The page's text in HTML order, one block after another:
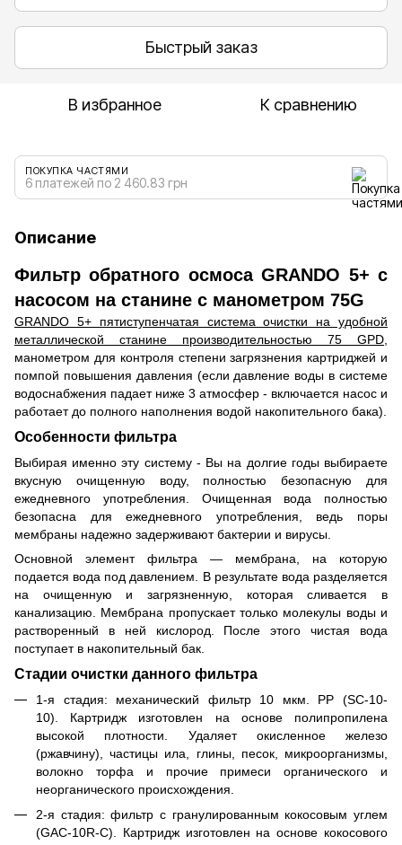
Быстрый заказ
В избранное К сравнению
ПОКУПКА ЧАСТЯМИ
6 платежей по 2 460.83 грн
Описание
Фильтр обратного осмоса GRANDO 5+ с
насосом на станине с манометром 75G
GRANDO 5+ пятиступенчатая система очистки на удобной
металлической станине производительностью 75 GPD
манометром для контроля степени загрязнения картриджей и
помпой повышения давления (если давление воды в системе
водоснабжения падает ниже 3 атмосфер - включается насос и
работает до полного наполнения водой накопительного бака).
Особенности фильтра
Выбирая именно эту систему - Вы на долгие годы выбираете
вкусную очищенную воду, полностью безопасную для
ежедневного употребления. Очищенная вода полностью
безопасна для ежедневного употребления, ведь поры
мембраны надежно задерживают бактерии и вирусы.
Основной элемент фильтра — мембрана, на которую
подается вода под давлением. В результате вода разделяется
на очищенную и загрязненную, которая сливается в
канализацию. Мембрана пропускает только молекулы воды и
растворенный в ней кислород. После этого чистая вода
поступает в накопительный бак.
Стадии очистки данного фильтра
1-я стадия: механический фильтр 10 мкм. PP (SC-10-
10). Картридж изготовлен на основе полипропилена
высокой плотности. Удаляет окисленное железо
(ржавчину), частицы ила, глины, песок, микроорганизмы,
волокно торфа и прочие примеси органического и
неорганического происхождения.
2-я стадия: фильтр с гранулированным кокосовым углем
(GAC-10R-C). Картридж изготовлен на основе кокосового